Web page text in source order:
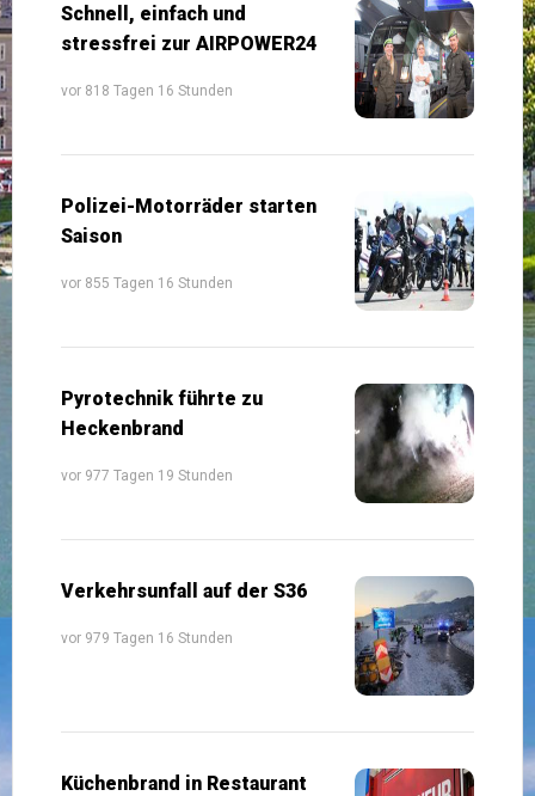
Schnell, einfach und
stressfrei zur AIRPOWER24
vor 818 Tagen 16 Stunden
Polizei-Motorräder starten
Saison
vor 855 Tagen 16 Stunden
Pyrotechnik führte zu
Heckenbrand
vor 977 Tagen 19 Stunden
Verkehrsunfall auf der S36
vor 979 Tagen 16 Stunden
Küchenbrand in Restaurant